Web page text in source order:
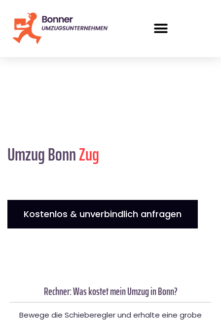
Umzug BonnZug
Kostenlos & unverbindlich anfragen
Rechner: Was kostet mein Umzug in Bonn?
Bewege die Schieberegler und erhalte eine grobe